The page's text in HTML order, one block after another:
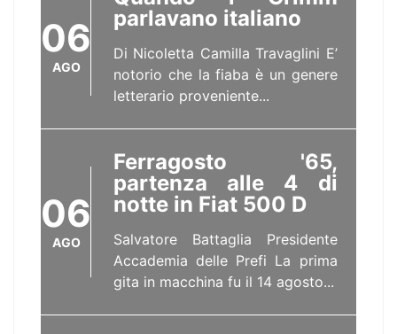
06
AGO
parlavano italiano
Di Nicoletta Camilla Travaglini E’
notorio che la fiaba è un genere
letterario proveniente...
06
AGO
Ferragosto '65,
partenza alle 4 di
notte in Fiat 500 D
Salvatore Battaglia Presidente
Accademia delle Prefi La prima
gita in macchina fu il 14 agosto...